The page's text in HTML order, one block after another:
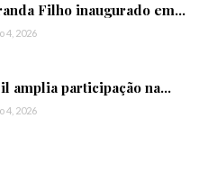
Filho inaugurado em...
4, 2026
amplia participação na...
4, 2026